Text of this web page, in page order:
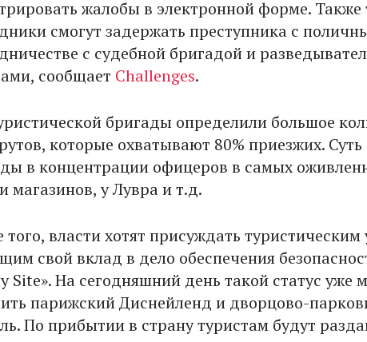
жалобы в электронной форме. Также
смогут задержать преступника с
с судебной бригадой и
сообщает Challenges.
бригады определили большое
которые охватывают 80% приезжих. Суть
в концентрации офицеров в самых
магазинов, у Лувра и т.д.
того, власти хотят присуждать
свой вклад в дело обеспечения
Site». На сегодняшний день такой статус уже
парижский Диснейленд и дворцово-
По прибытии в страну туристам будут